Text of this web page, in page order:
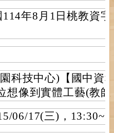
年8月1日桃教資
科技中心)【國中資
想像到實體工藝(教
06/17(三)，